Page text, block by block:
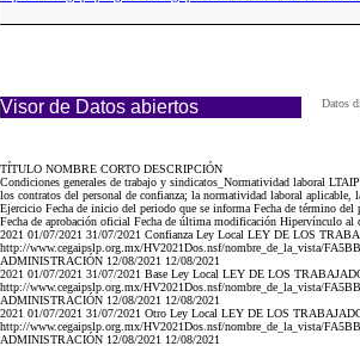
Visor de Datos abiertos Datos
TÍTULO NOMBRE CORTO DESCRIPCIÓN
Condiciones generales de trabajo y sindicatos_Normatividad laboral
los contratos del personal de confianza; la normatividad laboral aplicable,
Ejercicio Fecha de inicio del periodo que se informa Fecha de término
Fecha de aprobación oficial Fecha de última modificación Hipervínculo al
2021 01/07/2021 31/07/2021 Confianza Ley Local LEY DE LOS
http://www.cegaipslp.org.mx/HV2021Dos.nsf/nombre_de_la_vista/
ADMINISTRACIÓN 12/08/2021 12/08/2021
2021 01/07/2021 31/07/2021 Base Ley Local LEY DE LOS
http://www.cegaipslp.org.mx/HV2021Dos.nsf/nombre_de_la_vista/
ADMINISTRACIÓN 12/08/2021 12/08/2021
2021 01/07/2021 31/07/2021 Otro Ley Local LEY DE LOS
http://www.cegaipslp.org.mx/HV2021Dos.nsf/nombre_de_la_vista/
ADMINISTRACIÓN 12/08/2021 12/08/2021